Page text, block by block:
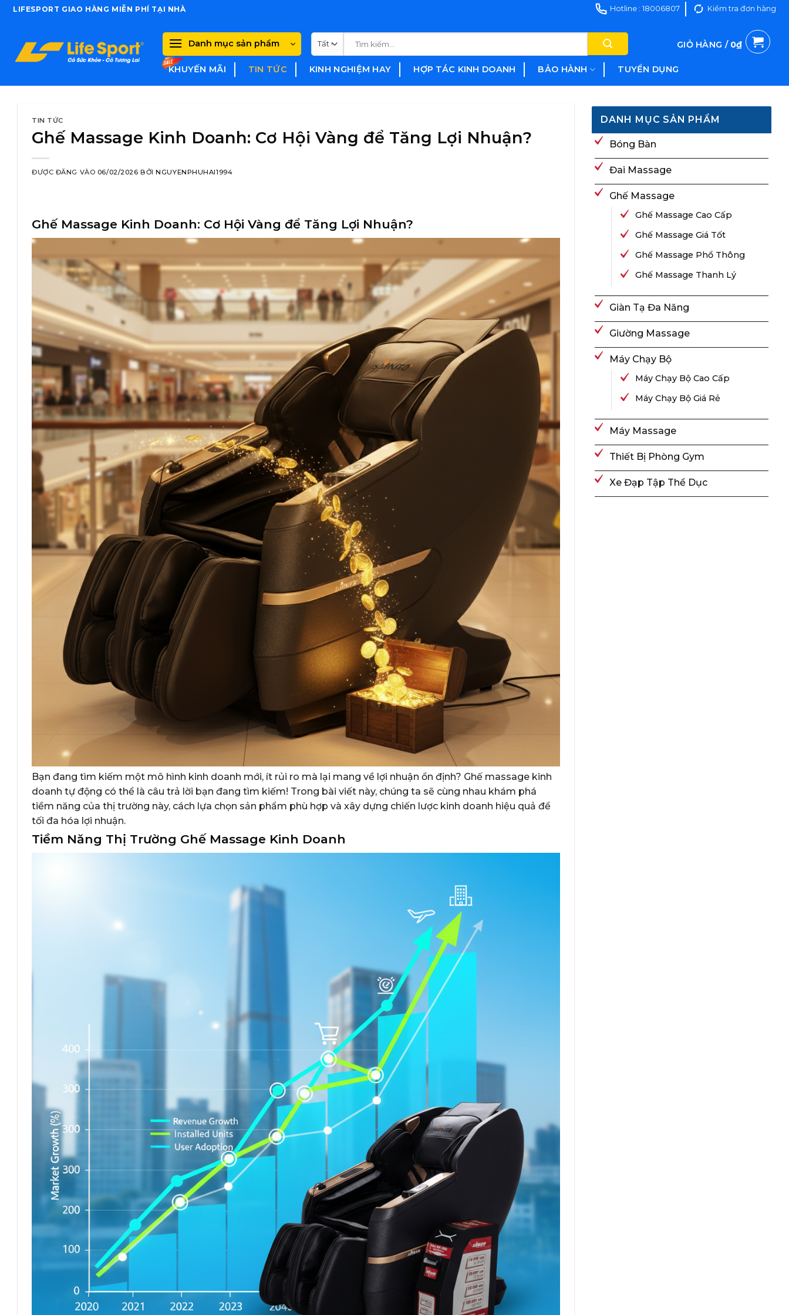
SkipLIFESPORT GIAO HÀNG MIỄN PHÍ TẠI NHÀ Hotline : 18006807 Kiểm tra đơn hàng
Danh mục sản phẩm
kiếm:
KHUYẾN MÃI TIN TỨC KINH NGHIỆM HAY HỢP TÁC KINH DOANH BẢO HÀNH TUYỂN DỤNG
GIỎ HÀNG / 0₫
TIN TỨC
Ghế Massage Kinh Doanh: Cơ Hội Vàng để Tăng Lợi Nhuận?
ĐƯỢC ĐĂNG VÀO 06/02/2026 BỞINGUYENPHUHAI1994
Ghế Massage Kinh Doanh: Cơ Hội Vàng để Tăng Lợi Nhuận?
Bạn đang tìm kiếm một mô hình kinh doanh mới, ít rủi ro mà lại mang về lợi nhuận ổn định? Ghế massage kinh
doanh tự động có thể là câu trả lời bạn đang tìm kiếm! Trong bài viết này, chúng ta sẽ cùng nhau khám phá
tiềm năng của thị trường này, cách lựa chọn sản phẩm phù hợp và xây dựng chiến lược kinh doanh hiệu quả để
tối đa hóa lợi nhuận.
Tiềm Năng Thị Trường Ghế Massage Kinh Doanh
DANH MỤC SẢN PHẨM
Bóng Bàn
Đai Massage
Ghế Massage
Ghế Massage Cao Cấp
Ghế Massage Giá Tốt
Ghế Massage Phổ Thông
Ghế Massage Thanh Lý
Giàn Tạ Đa Năng
Giường Massage
Máy Chạy Bộ
Máy Chạy Bộ Cao Cấp
Máy Chạy Bộ Giá Rẻ
Máy Massage
Thiết Bị Phòng Gym
Xe Đạp Tập Thể Dục